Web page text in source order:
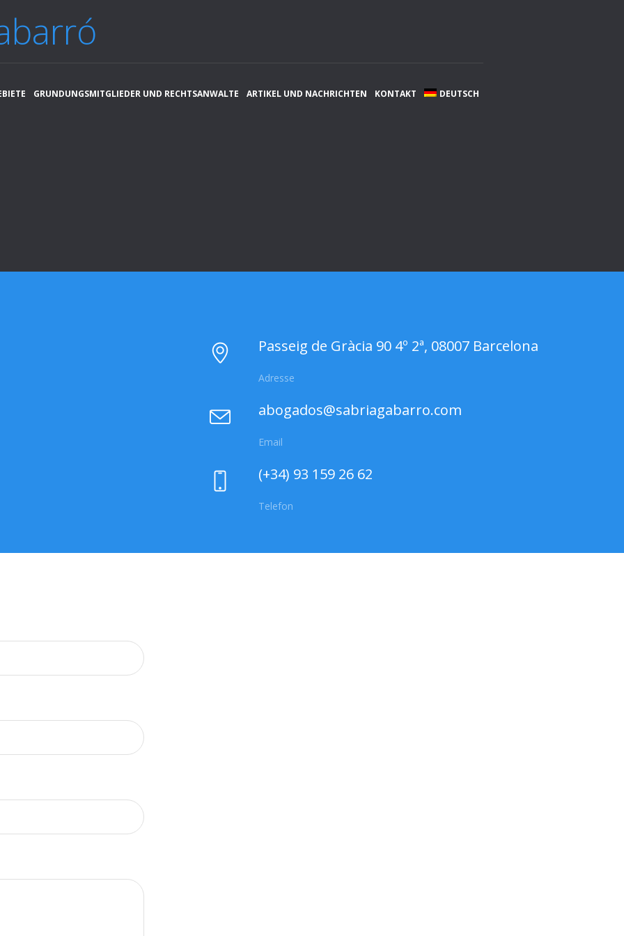
GRUNDUNGSMITGLIEDER UND RECHTSANWALTE ARTIKEL UND NACHRICHTEN KONTAKT DEUTSCH
Passeig de Gràcia 90 4º 2ª, 08007 Barcelona
Adresse
abogados@sabriagabarro.com
Email
(+34) 93 159 26 62
Telefon